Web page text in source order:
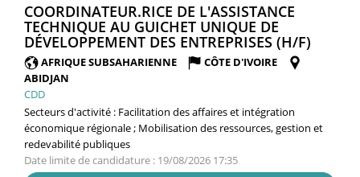
COORDINATEUR.RICE DE L'ASSISTANCE
TECHNIQUE AU GUICHET UNIQUE DE
DÉVELOPPEMENT DES ENTREPRISES (H/F)
AFRIQUE SUBSAHARIENNE
CÔTE D'IVOIRE
ABIDJAN
CDD
Secteurs d'activité : Facilitation des affaires et intégration
économique régionale ; Mobilisation des ressources, gestion et
redevabilité publiques
Date limite de candidature : 19/08/2026 17:35